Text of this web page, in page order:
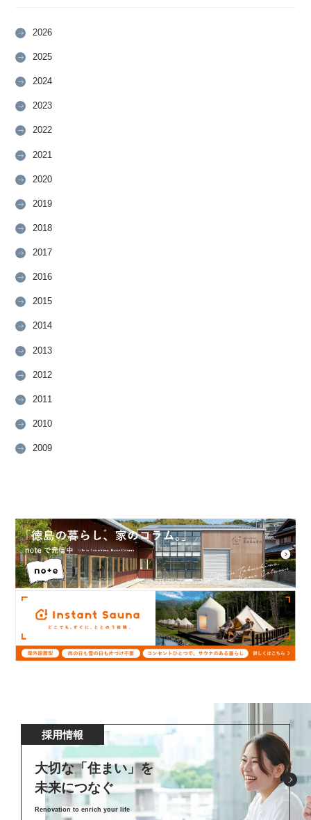
2026
2025
2024
2023
2022
2021
2020
2019
2018
2017
2016
2015
2014
2013
2012
2011
2010
2009
採用情報
大切な「住まい」を
未来につなぐ
Renovation to enrich your life